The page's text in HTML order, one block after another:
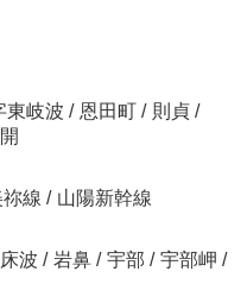
東岐波 / 恩田町 / 則貞 /
開
祢線 / 山陽新幹線
床波 / 岩鼻 / 宇部 / 宇部岬 /